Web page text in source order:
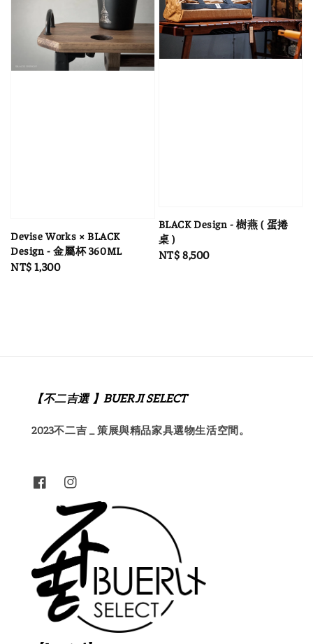
Devise Works × BLACK
Design - 金屬杯 360ML
Regular
NT$ 1,300
BLACK Design - 樹燕 ( 蛋捲
桌 )
Regular
NT$ 8,500
【不二吉選 】BUERJI SELECT
2023不二吉 _ 策展與精品家具選物生活空間。